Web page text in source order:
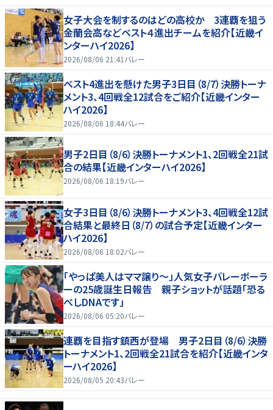
女子大会を制するのはどの高校か 3連覇を狙う
金蘭会高などベスト４進出チームを紹介【近畿イ
ンターハイ2026】
2026/08/06 21:41 バレー
ベスト4進出を懸けた男子3日目（8/7）決勝トーナ
メント3、4回戦全12試合をご紹介【近畿インター
ハイ2026】
2026/08/06 18:44バレー
男子2日目（8/6）決勝トーナメント1、2回戦全21試
合の結果【近畿インターハイ2026】
2026/08/06 18:19バレー
女子3日目（8/6）決勝トーナメント3、4回戦全12試
合結果と最終日（8/7）の試合予定【近畿インター
ハイ2026】
2026/08/06 18:02バレー
「やっぱ美人はママ譲り～」人気女子バレーボーラ
ーの25歳誕生日報告 親子ショットが話題「恐る
べしDNAです」
2026/08/06 05:20バレー
連覇を目指す鎮西が登場 男子2日目（8/6）決勝
トーナメント1、2回戦全21試合を紹介【近畿インタ
ーハイ2026】
2026/08/05 20:43バレー